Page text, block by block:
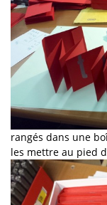
rangés dans une
les mettre au pied